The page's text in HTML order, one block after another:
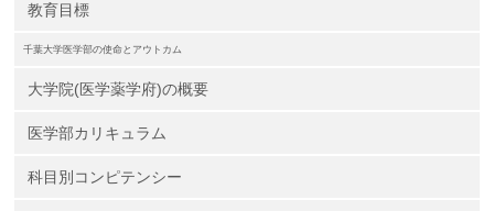
教育目標
千葉大学医学部の使命とアウトカム
大学院(医学薬学府)の概要
医学部カリキュラム
科目別コンピテンシー